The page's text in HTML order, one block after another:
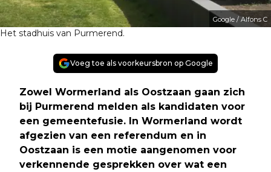
Google / Alfons C
Het stadhuis van Purmerend.
Voeg toe als voorkeursbron op Google
Zowel Wormerland als Oostzaan gaan zich
bij Purmerend melden als kandidaten voor
een gemeentefusie. In Wormerland wordt
afgezien van een referendum en in
Oostzaan is een motie aangenomen voor
verkennende gesprekken over wat een